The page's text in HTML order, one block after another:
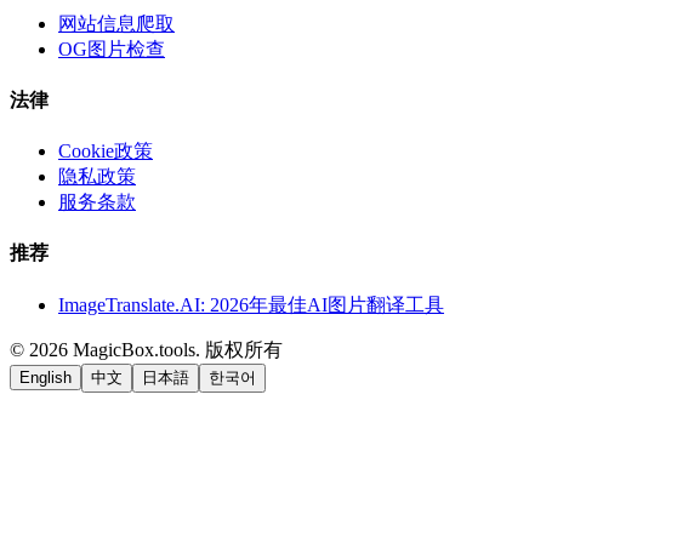
网站信息爬取
OG图片检查
法律
Cookie政策
隐私政策
服务条款
推荐
ImageTranslate.AI: 2026年最佳AI图片翻译工具
© 2026 MagicBox.tools. 版权所有
English 中文 日本語 한국어